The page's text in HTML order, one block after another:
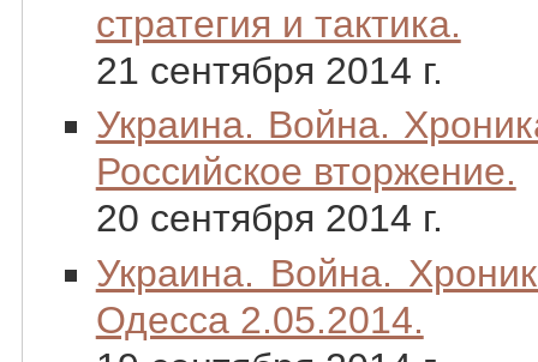
стратегия и тактика.
21 сентября 2014 г.
Украина. Война.
Российское вторжение.
20 сентября 2014 г.
Украина. Война.
Одесса 2.05.2014.